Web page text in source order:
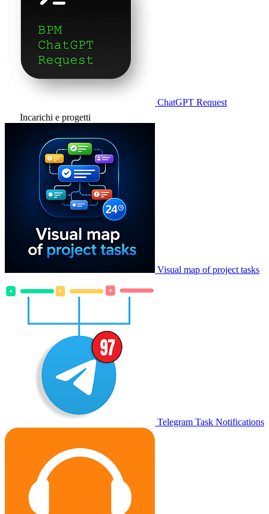
ChatGPT Request
Incarichi e progetti
Visual map of project tasks
Telegram Task Notifications